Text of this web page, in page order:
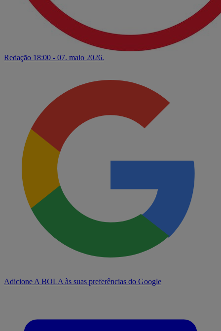
Redação 18:00 - 07. maio 2026.
Adicione A BOLA às suas preferências do Google